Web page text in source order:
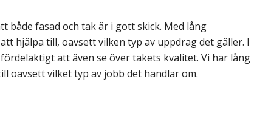
både fasad och tak är i gott skick. Med lång
hjälpa till, oavsett vilken typ av uppdrag det gäller. I
att även se över takets kvalitet. Vi har lång
oavsett vilket typ av jobb det handlar om.